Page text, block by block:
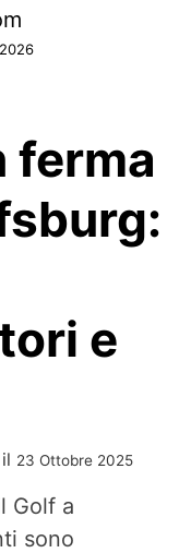
ferma
e
il 23 Ottobre 2025
Golf a
sono